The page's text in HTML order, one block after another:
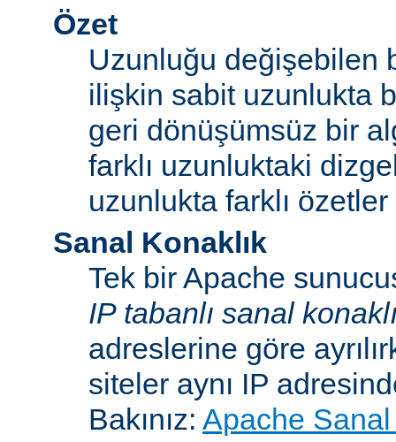
Özet
Uzunluğu değişebilen
ilişkin sabit uzunlukta
geri dönüşümsüz bir
farklı uzunluktaki
uzunlukta farklı
Sanal Konaklık
Tek bir Apache
IP tabanlı sanal
adreslerine göre
siteler aynı IP
Bakınız: Apache